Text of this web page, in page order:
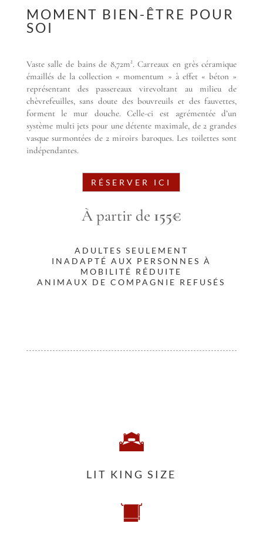
MOMENT BIEN-ÊTRE POUR
SOI
Vaste salle de bains de 8,72m². Carreaux en grès céramique
émaillés de la collection « momentum » à effet « béton »
représentant des passereaux virevoltant au milieu de
chèvrefeuilles, sans doute des bouvreuils et des fauvettes,
forment le mur douche. Celle-ci est agrémentée d’un
système multi jets pour une détente maximale, de 2 grandes
vasque surmontées de 2 miroirs baroques. Les toilettes sont
indépendantes.
RÉSERVER ICI
À partir de 155€
ADULTES SEULEMENT
INADAPTÉ AUX PERSONNES À
MOBILITÉ RÉDUITE
ANIMAUX DE COMPAGNIE REFUSÉS
LIT KING SIZE